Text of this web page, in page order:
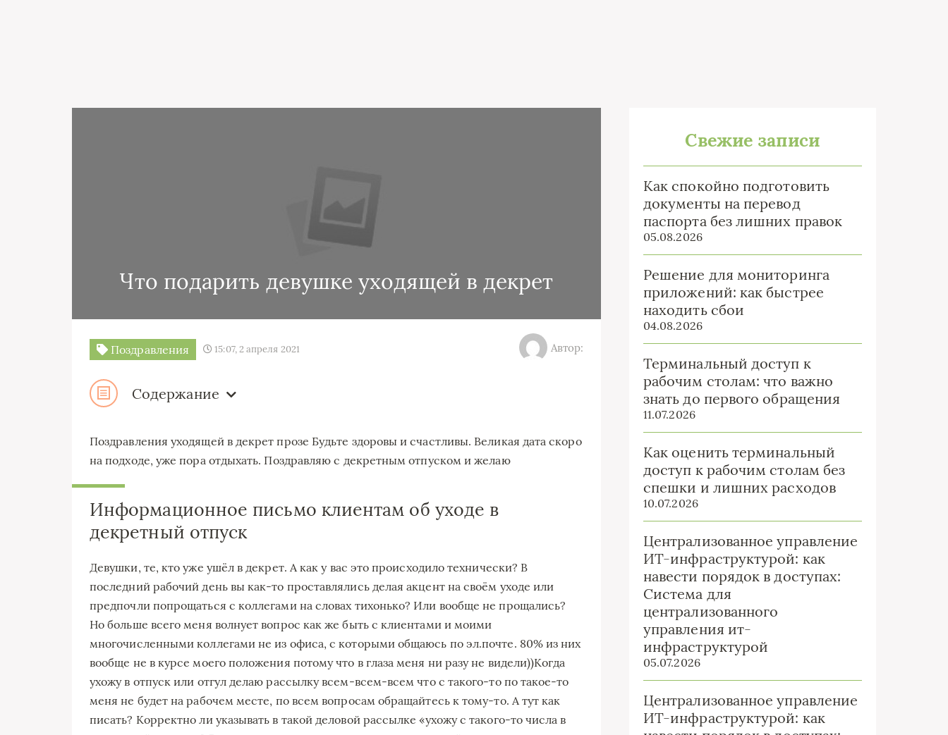
Что подарить девушке уходящей в декрет
Поздравления 15:07, 2 апреля 2021 Автор:
Содержание
Поздравления уходящей в декрет прозе Будьте здоровы и счастливы. Великая дата скоро
на подходе, уже пора отдыхать. Поздравляю с декретным отпуском и желаю
Информационное письмо клиентам об уходе в
декретный отпуск
Девушки, те, кто уже ушёл в декрет. А как у вас это происходило технически? В
последний рабочий день вы как-то проставлялись делая акцент на своём уходе или
предпочли попрощаться с коллегами на словах тихонько? Или вообще не прощались?
Но больше всего меня волнует вопрос как же быть с клиентами и моими
многочисленными коллегами не из офиса, с которыми общаюсь по эл.почте. 80% из них
вообще не в курсе моего положения потому что в глаза меня ни разу не видели))Когда
ухожу в отпуск или отгул делаю рассылку всем-всем-всем что с такого-то по такое-то
меня не будет на рабочем месте, по всем вопросам обращайтесь к тому-то. А тут как
писать? Корректно ли указывать в такой деловой рассылке «ухожу с такого-то числа в
Свежие записи
Как спокойно подготовить
документы на перевод
паспорта без лишних правок
05.08.2026
Решение для мониторинга
приложений: как быстрее
находить сбои
04.08.2026
Терминальный доступ к
рабочим столам: что важно
знать до первого обращения
11.07.2026
Как оценить терминальный
доступ к рабочим столам без
спешки и лишних расходов
10.07.2026
Централизованное управление
ИТ-инфраструктурой: как
навести порядок в доступах:
Система для
централизованного
управления ит-
инфраструктурой
05.07.2026
Централизованное управление
ИТ-инфраструктурой: как